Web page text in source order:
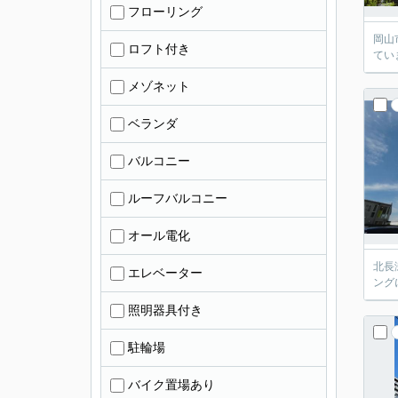
岡
てい
北長
ング
フローリング
ロフト付き
メゾネット
ベランダ
バルコニー
ルーフバルコニー
オール電化
エレベーター
照明器具付き
駐輪場
バイク置場あり